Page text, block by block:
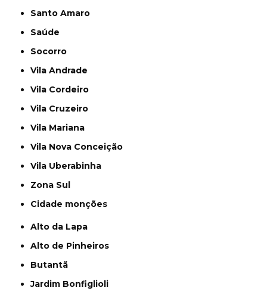
Santo Amaro
Saúde
Socorro
Vila Andrade
Vila Cordeiro
Vila Cruzeiro
Vila Mariana
Vila Nova Conceição
Vila Uberabinha
Zona Sul
cidade monções
Alto da Lapa
Alto de Pinheiros
Butantã
Jardim Bonfiglioli